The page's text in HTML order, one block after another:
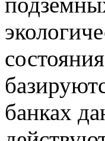
банках